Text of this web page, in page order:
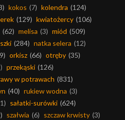
kokos (7) kolendra (124)
(129) kwiatożercy (106)
(62) melisa (3) miód (509)
(284) natka selera (12)
orkisz (66) otręby (35)
przekąski (126)
w potrawach (831)
(40) rukiew wodna (3)
sałatki-surówki (624)
szałwia (6) szczaw krwisty (3)